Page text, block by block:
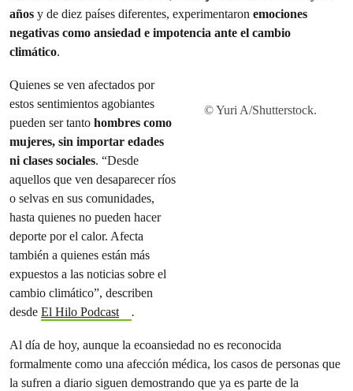
años y de diez países diferentes, experimentaron emociones
negativas como ansiedad e impotencia ante el cambio
climático.
Quienes se ven afectados por
estos sentimientos agobiantes
pueden ser tanto hombres como
mujeres, sin importar edades
ni clases sociales. “Desde
aquellos que ven desaparecer ríos
o selvas en sus comunidades,
hasta quienes no pueden hacer
deporte por el calor. Afecta
también a quienes están más
expuestos a las noticias sobre el
cambio climático”, describen
desde El Hilo Podcast .
© Yuri A/Shutterstock.
Al día de hoy, aunque la ecoansiedad no es reconocida
formalmente como una afección médica, los casos de personas que
la sufren a diario siguen demostrando que ya es parte de la